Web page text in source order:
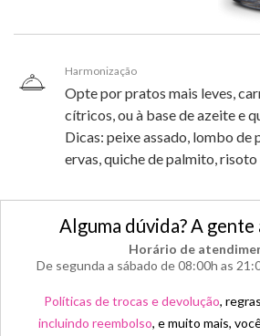
Harmonização
Opte por pratos mais leves,
cítricos, ou à base de azeite e
Dicas: peixe assado, lombo de
ervas, quiche de palmito, risoto
Alguma dúvida? A gente
Horário de
De segunda a sábado de 08:00h as
Políticas de trocas e devolução,
incluindo reembolso, e muito mais,